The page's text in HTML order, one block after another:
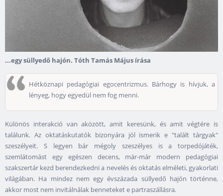
...egy süllyedő hajón. Tóth Tamás Május írása
Hétköznapi pedagógiai egocentrizmus. Bárhogy is hívjuk, a
lényeg, hogy egyedül nem fog menni.
Különös interakció van aközött, amit keresünk, és amit végtére is
találunk. Az oktatáskutatók bizonyára jól ismerik e "talált tárgyak"
szeszélyeit. S legyen bár mégoly szeszélyes is a torpedójáték,
szemlátomást egy egészen decens, már-már modern pedagógiai
szakszertár kezd berendezkedni a nevelés és oktatás elméleti, gyakorlati
világában. Ha mindez nem egy évszázada süllyedő hajón történne,
akkor most nem invitálnálak benneteket e partraszállásra.